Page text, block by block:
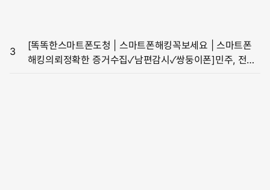
3
[똑똑한스마트폰도청 | 스마트폰해킹꼭보세요 | 스마트폰
해킹의뢰정확한 증거수집✓남편감시✓쌍둥이폰]민주, 전국